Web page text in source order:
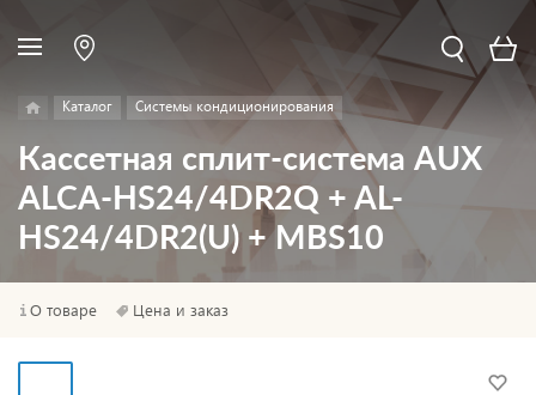
Каталог Системы кондиционирования
Кассетная сплит-система AUX
ALCA-HS24/4DR2Q + AL-
HS24/4DR2(U) + MBS10
О товаре Цена и заказ